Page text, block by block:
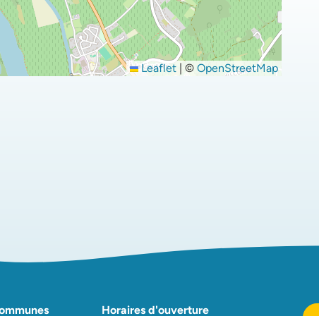
Leaflet © OpenStreetMap
onglet)
Horaires d'ouverture